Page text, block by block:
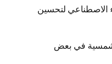
الاصطناعي لتحسين
في بعض